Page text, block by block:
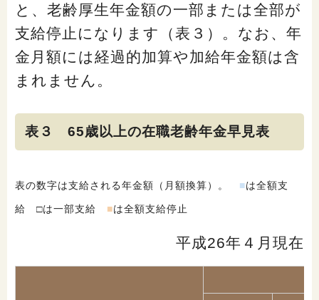
と、老齢厚生年金額の一部または全部が
支給停止になります（表３）。なお、年
金月額には経過的加算や加給年金額は含
まれません。
表３ 65歳以上の在職老齢年金早見表
表の数字は支給される年金額（月額換算）。 ■は全額支
給 □は一部支給 ■は全額支給停止
平成26年４月現在